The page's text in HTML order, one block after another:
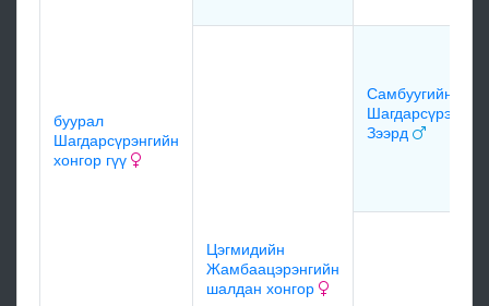
буурал
Шагдарсүрэнгийн
хонгор гүү
Цэгмидийн
Жамбаацэрэнгийн
шалдан хонгор
Самбуугийн
Зээрд